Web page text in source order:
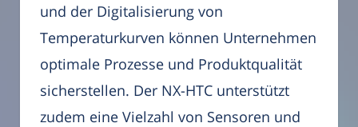
und der Digitalisierung von
Temperaturkurven können Unternehmen
optimale Prozesse und Produktqualität
sicherstellen. Der NX-HTC unterstützt
zudem eine Vielzahl von Sensoren und